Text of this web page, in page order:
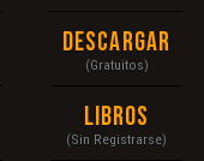
Descargar
(Gratuitos)
Libros
(Sin Registrarse)